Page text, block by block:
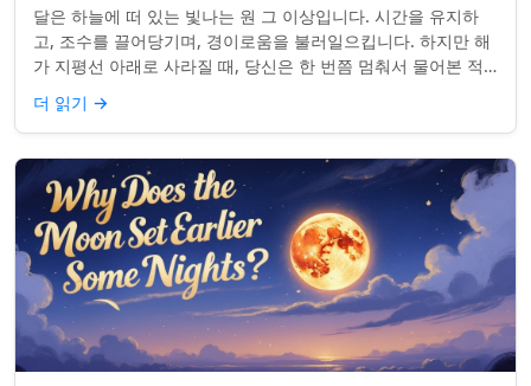
달은 하늘에 떠 있는 빛나는 원 그 이상입니다. 시간을 유지하
고, 조수를 끌어당기며, 경이로움을 불러일으킵니다. 하지만 해
가 지평선 아래로 사라질 때, 당신은 한 번쯤 멈춰서 물어본 적
이 있나요: 그곳은 어디일까? ...
더 읽기 →